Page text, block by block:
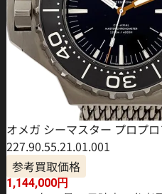
オメガ シーマスター プロプ
227.90.55.21.01.001
参考買取価格
1,144,000円